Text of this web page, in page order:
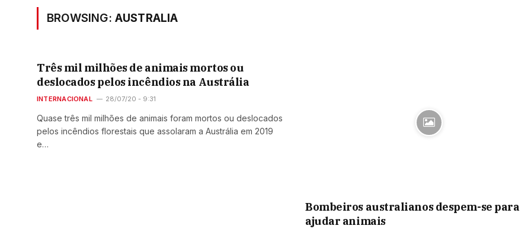
BROWSING: AUSTRALIA
Três mil milhões de animais mortos ou
deslocados pelos incêndios na Austrália
INTERNACIONAL 28/07/20 - 9:31
Quase três mil milhões de animais foram mortos ou deslocados
pelos incêndios florestais que assolaram a Austrália em 2019
e…
Bombeiros australianos despem-se para
ajudar animais